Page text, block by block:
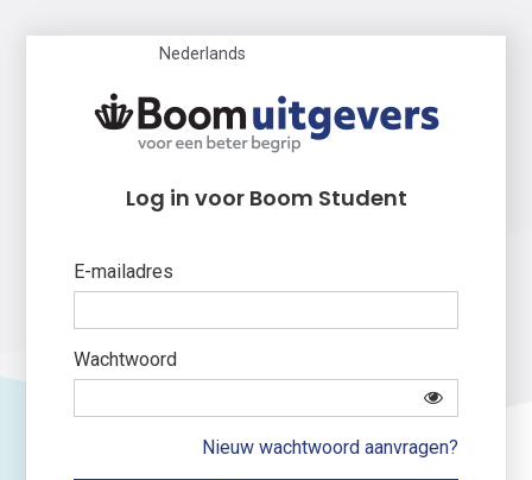
Nederlands
Log in voor Boom Student
E-mailadres
Wachtwoord
Nieuw wachtwoord aanvragen?